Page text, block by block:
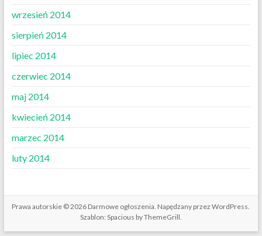
wrzesień 2014
sierpień 2014
lipiec 2014
czerwiec 2014
maj 2014
kwiecień 2014
marzec 2014
luty 2014
Prawa autorskie © 2026 Darmowe ogłoszenia. Napędzany przezWordPress.
Szablon: Spacious byThemeGrill.